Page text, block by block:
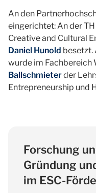
An den
eingerichtet: An der
Creative and Cultural
Daniel Hunold besetzt.
wurde im
Ballschmieterder
Entrepreneurship und
Forschung
Gründung
im ESC-